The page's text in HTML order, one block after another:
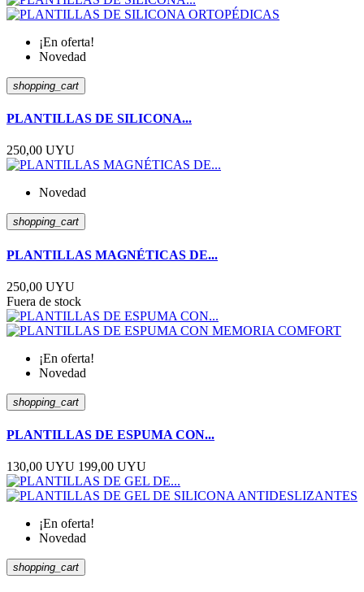
¡En oferta!
Novedad
shopping_cart
PLANTILLAS DE SILICONA...
250,00 UYU
Novedad
shopping_cart
PLANTILLAS MAGNÉTICAS DE...
250,00 UYU
Fuera de stock
¡En oferta!
Novedad
shopping_cart
PLANTILLAS DE ESPUMA CON...
130,00 UYU 199,00 UYU
¡En oferta!
Novedad
shopping_cart